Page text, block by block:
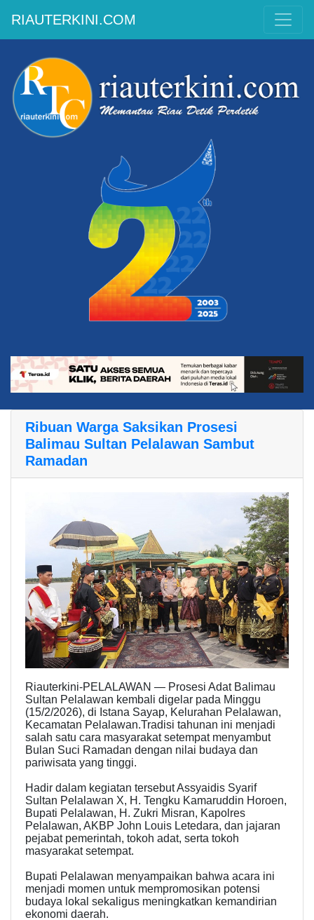
RIAUTERKINI.COM
Ribuan Warga Saksikan Prosesi
Balimau Sultan Pelalawan Sambut
Ramadan
Riauterkini-PELALAWAN — Prosesi Adat Balimau
Sultan Pelalawan kembali digelar pada Minggu
(15/2/2026), di Istana Sayap, Kelurahan Pelalawan,
Kecamatan Pelalawan.Tradisi tahunan ini menjadi
salah satu cara masyarakat setempat menyambut
Bulan Suci Ramadan dengan nilai budaya dan
pariwisata yang tinggi.
Hadir dalam kegiatan tersebut Assyaidis Syarif
Sultan Pelalawan X, H. Tengku Kamaruddin Horoen,
Bupati Pelalawan, H. Zukri Misran, Kapolres
Pelalawan, AKBP John Louis Letedara, dan jajaran
pejabat pemerintah, tokoh adat, serta tokoh
masyarakat setempat.
Bupati Pelalawan menyampaikan bahwa acara ini
menjadi momen untuk mempromosikan potensi
budaya lokal sekaligus meningkatkan kemandirian
ekonomi daerah.